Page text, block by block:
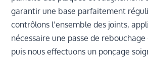
garantir une base parfaitement
contrôlons l’ensemble des joints,
nécessaire une passe de
puis nous effectuons un ponçage